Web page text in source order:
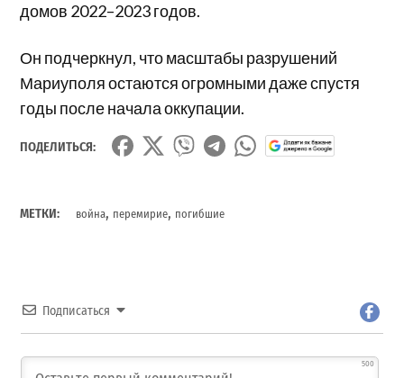
домов 2022–2023 годов.
Он подчеркнул, что масштабы разрушений
Мариуполя остаются огромными даже спустя
годы после начала оккупации.
ПОДЕЛИТЬСЯ:
МЕТКИ: война, перемирие, погибшие
Подписаться
500